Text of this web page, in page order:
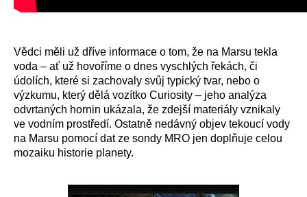
Vědci měli už dříve informace o tom, že na Marsu tekla
voda – ať už hovoříme o dnes vyschlých řekách, či
údolích, které si zachovaly svůj typický tvar, nebo o
výzkumu, který dělá vozítko Curiosity – jeho analýza
odvrtaných hornin ukázala, že zdejší materiály vznikaly
ve vodním prostředí. Ostatně nedávný objev tekoucí vody
na Marsu pomocí dat ze sondy MRO jen doplňuje celou
mozaiku historie planety.